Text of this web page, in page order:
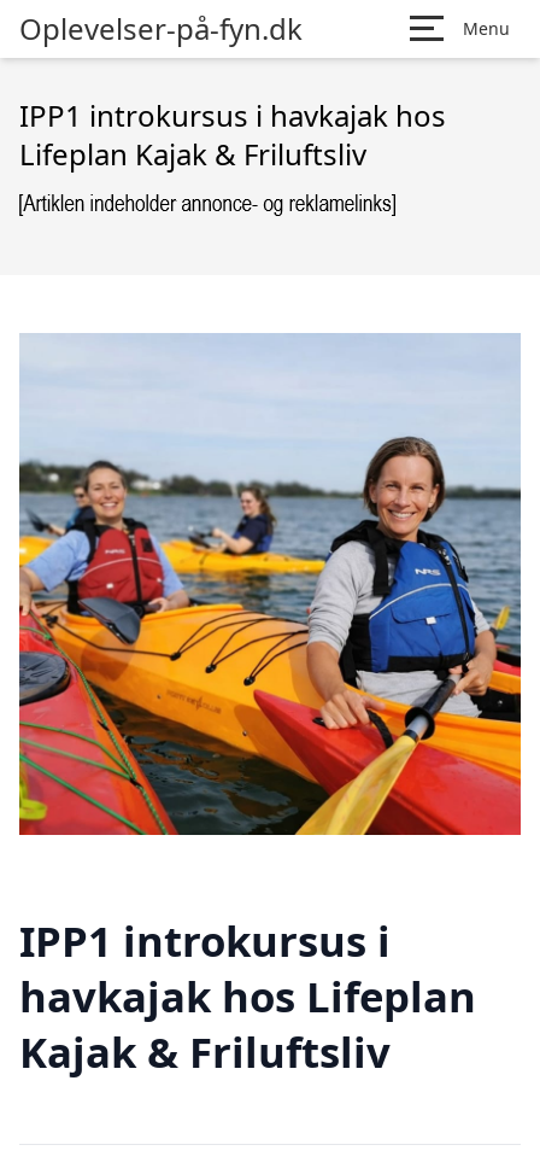
Oplevelser-på-fyn.dk Menu
IPP1 introkursus i havkajak hos
Lifeplan Kajak & Friluftsliv
IPP1 introkursus i
havkajak hos Lifeplan
Kajak & Friluftsliv